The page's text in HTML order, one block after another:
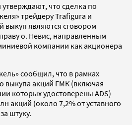
что сделка по
трейдеру Trafigura и
являются сговором
о. Невис, направленным
компании как акционера
сообщил, что в рамках
выкупа акций ГМК (включая
которых удостоверены ADS)
акций (около 7,2% от уставного
штуку.